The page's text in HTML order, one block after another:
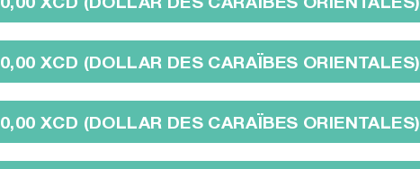
0,00 XCD (DOLLAR DES CARAÏBES ORIENTALES)
0,00 XCD (DOLLAR DES CARAÏBES ORIENTALES)